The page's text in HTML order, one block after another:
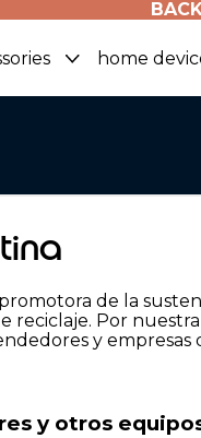
home
de la
reciclaje. Por
y
y otros